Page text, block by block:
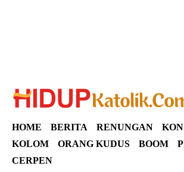
HOME BERITA RENUNGAN
KOLOM
ORANG KUDUS BOOM
CERPEN